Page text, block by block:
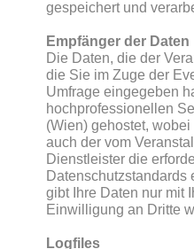
gespeichert und
Empfänger der Daten
Die Daten, die der
die Sie im Zuge der
Umfrage eingegeben
hochprofessionellen
(Wien) gehostet,
auch der vom
Dienstleister die
Datenschutzstandards
gibt Ihre Daten nur mit
Einwilligung an Dritte
Logfiles